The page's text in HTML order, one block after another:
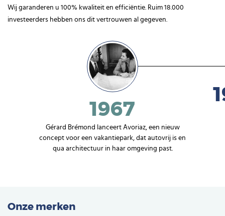
Wij garanderen u 100% kwaliteit en efficiëntie. Ruim 18.000
investeerders hebben ons dit vertrouwen al gegeven.
1967
Gérard Brémond lanceert Avoriaz, een nieuw
concept voor een vakantiepark, dat autovrij is en
qua architectuur in haar omgeving past.
Onze merken